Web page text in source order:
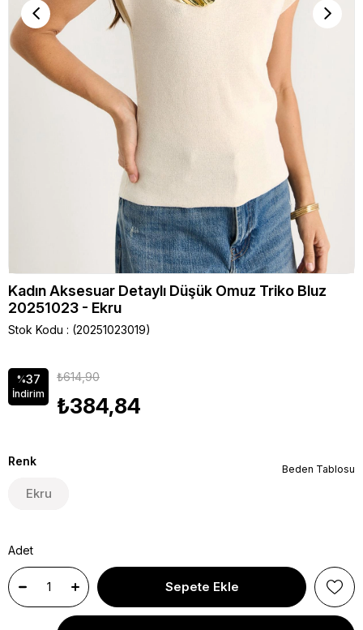
Kadın Aksesuar Detaylı Düşük Omuz Triko Bluz
20251023 - Ekru
Stok Kodu (20251023019)
%37
İndirim
₺614,90
₺384,84
Renk
Ekru
Beden Tablosu
Adet